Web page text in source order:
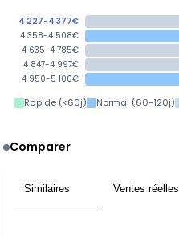
4 227-4 377€
4 358-4 508€
4 635-4 785€
4 847-4 997€
4 950-5 100€
Rapide (<60j) Normal (60-120j)
Comparer
Similaires Ventes réelles